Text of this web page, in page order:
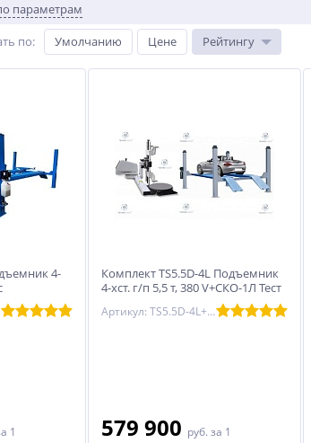
параметрам
по: Умолчанию Цене Рейтингу
4-
система
1
Комплект TS5.5D-4L Подъемник
4-хст. г/п 5,5 т, 380 V+СКО-1Л Тест
Артикул: TS5.5D-4L+СКО-1Л
579 900 руб. за 1